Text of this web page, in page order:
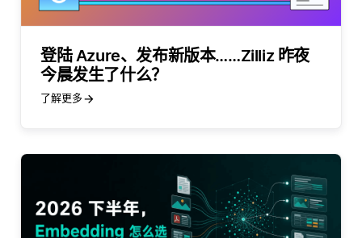
登陆 Azure、发布新版本……Zilliz 昨夜
今晨发生了什么？
了解更多